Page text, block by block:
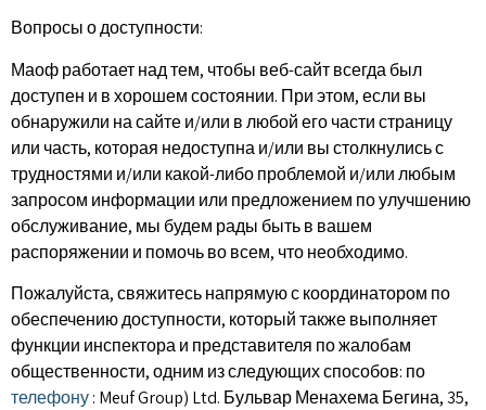
Вопросы о доступности:
Маоф работает над тем, чтобы веб-сайт всегда был
доступен и в хорошем состоянии. При этом, если вы
обнаружили на сайте и/или в любой его части страницу
или часть, которая недоступна и/или вы столкнулись с
трудностями и/или какой-либо проблемой и/или любым
запросом информации или предложением по улучшению
обслуживание, мы будем рады быть в вашем
распоряжении и помочь во всем, что необходимо.
Пожалуйста, свяжитесь напрямую с координатором по
обеспечению доступности, который также выполняет
функции инспектора и представителя по жалобам
общественности, одним из следующих способов: по
телефону: Meuf Group) Ltd. Бульвар Менахема Бегина, 35,